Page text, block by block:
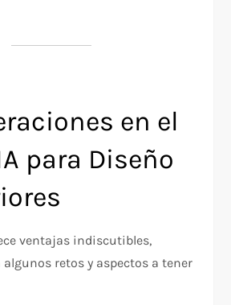
en el
para Diseño
ventajas indiscutibles,
retos y aspectos a tener